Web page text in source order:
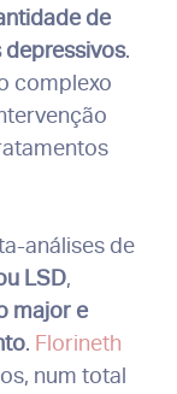
de
.
complexo
análises de
LSD,
major e
. Florineth
num total